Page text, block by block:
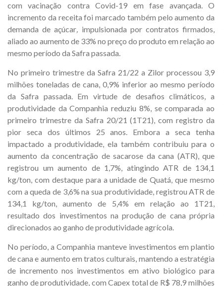
com vacinação contra Covid-19 em fase avançada. O
incremento da receita foi marcado também pelo aumento da
demanda de açúcar, impulsionada por contratos firmados,
aliado ao aumento de 33% no preço do produto em relação ao
mesmo período da Safra passada.
No primeiro trimestre da Safra 21/22 a Zilor processou 3,9
milhões toneladas de cana, 0,9% inferior ao mesmo período
da Safra passada. Em virtude de desafios climáticos, a
produtividade da Companhia reduziu 8%, se comparada ao
primeiro trimestre da Safra 20/21 (1T21), com registro da
pior seca dos últimos 25 anos. Embora a seca tenha
impactado a produtividade, ela também contribuiu para o
aumento da concentração de sacarose da cana (ATR), que
registrou um aumento de 1,7%, atingindo ATR de 134,1
kg/ton, com destaque para a unidade de Quatá, que mesmo
com a queda de 3,6% na sua produtividade, registrou ATR de
134,1 kg/ton, aumento de 5,4% em relação ao 1T21,
resultado dos investimentos na produção de cana própria
direcionados ao ganho de produtividade agrícola.
No período, a Companhia manteve investimentos em plantio
de cana e aumento em tratos culturais, mantendo a estratégia
de incremento nos investimentos em ativo biológico para
ganho de produtividade, com Capex total de R$ 78,9 milhões